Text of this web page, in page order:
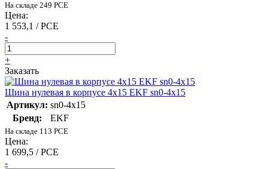
На складе 249 PCE
Цена:
1 553,1 / PCE
-
+
Заказать
Шина нулевая в корпусе 4х15 EKF sn0-4x15
Артикул: sn0-4x15
Бренд:
EKF
На складе 113 PCE
Цена:
1 699,5 / PCE
-